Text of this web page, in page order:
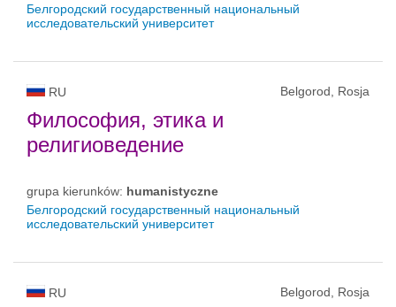
Белгородский государственный национальный
исследовательский университет
RU Belgorod, Rosja
Философия, этика и
религиоведение
grupa kierunków: humanistyczne
Белгородский государственный национальный
исследовательский университет
RU Belgorod, Rosja